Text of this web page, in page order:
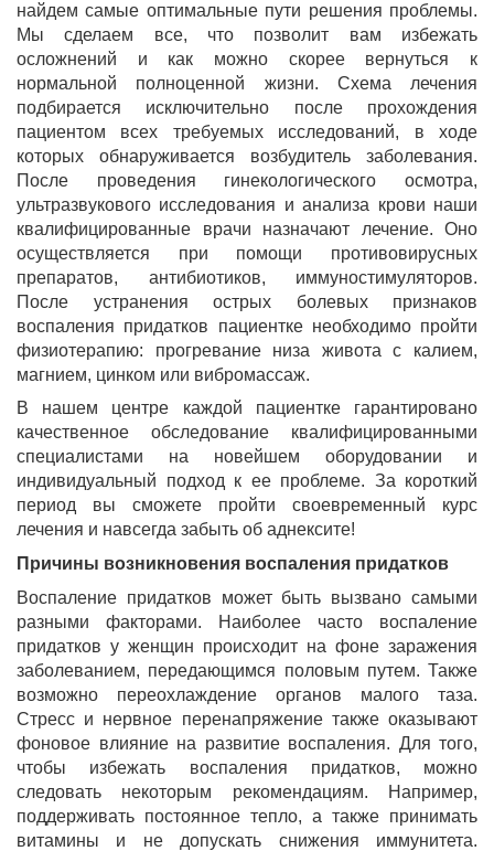
найдем самые оптимальные пути решения проблемы.
Мы сделаем все, что позволит вам избежать
осложнений и как можно скорее вернуться к
нормальной полноценной жизни. Схема лечения
подбирается исключительно после прохождения
пациентом всех требуемых исследований, в ходе
которых обнаруживается возбудитель заболевания.
После проведения гинекологического осмотра,
ультразвукового исследования и анализа крови наши
квалифицированные врачи назначают лечение. Оно
осуществляется при помощи противовирусных
препаратов, антибиотиков, иммуностимуляторов.
После устранения острых болевых признаков
воспаления придатков пациентке необходимо пройти
физиотерапию: прогревание низа живота с калием,
магнием, цинком или вибромассаж.
В нашем центре каждой пациентке гарантировано
качественное обследование квалифицированными
специалистами на новейшем оборудовании и
индивидуальный подход к ее проблеме. За короткий
период вы сможете пройти своевременный курс
лечения и навсегда забыть об аднексите!
Причины возникновения воспаления придатков
Воспаление придатков может быть вызвано самыми
разными факторами. Наиболее часто воспаление
придатков у женщин происходит на фоне заражения
заболеванием, передающимся половым путем. Также
возможно переохлаждение органов малого таза.
Стресс и нервное перенапряжение также оказывают
фоновое влияние на развитие воспаления. Для того,
чтобы избежать воспаления придатков, можно
следовать некоторым рекомендациям. Например,
поддерживать постоянное тепло, а также принимать
витамины и не допускать снижения иммунитета.